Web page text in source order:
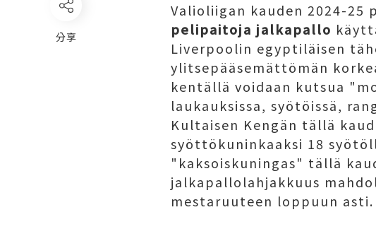
Valioliigan kauden 2024-
pelipaitoja jalkapallo
Liverpoolin egyptiläisen
ylitsepääsemättömän
kentällä voidaan kutsua
laukauksissa, syötöissä,
Kultaisen Kengän tällä
syöttökuninkaaksi 18
"kaksoiskuningas" tällä
jalkapallolahjakkuus
mestaruuteen loppuun asti.
分享